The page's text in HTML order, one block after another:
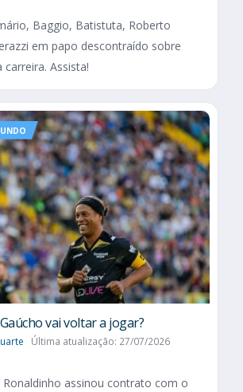
Baggio, Batistuta, Roberto
em papo descontraído sobre
Assista!
vai voltar a jogar?
Última atualização: 27/07/2026
Ronaldinho assinou contrato com o